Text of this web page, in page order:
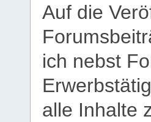
Auf die
ich nebst
alle Inhalte